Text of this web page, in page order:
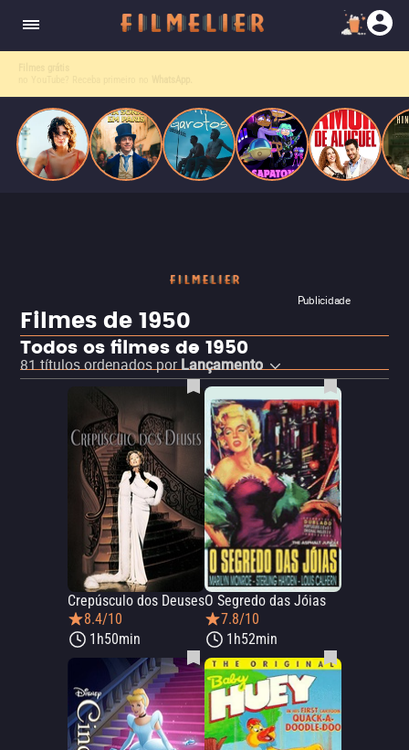
Publicidade
Filmes de 1950
Todos os filmes de 1950
81títulos ordenados por Lançamento
Crepúsculo dos Deuses
8.4/10
1h50min
O Segredo das Jóias
7.8/10
1h52min
escrevia e a vida real começa a desaparecer.